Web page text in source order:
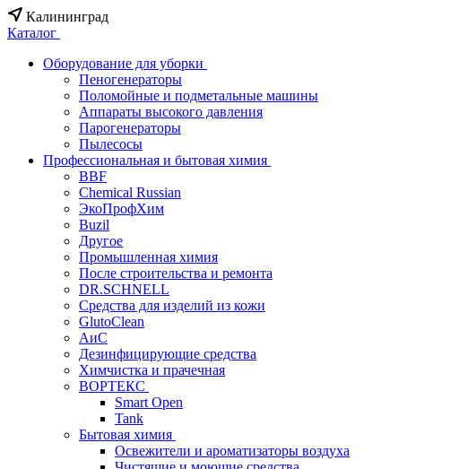
Калининград
Каталог
Оборудование для уборки
Пеногенераторы
Поломойные и подметальные машины
Аппараты высокого давления
Парогенераторы
Пылесосы
Профессиональная и бытовая химия
BBF
Chemical Russian
ЭкоПрофХим
Buzil
Другое
Промышленная химия
После строительства и ремонта
DR.SCHNELL
Средства для изделий из кожи
GlutoClean
АиС
Дезинфицирующие средства
Химчистка и прачечная
ВОРТЕКС
Smart Open
Tank
Бытовая химия
Освежители и ароматизаторы воздуха